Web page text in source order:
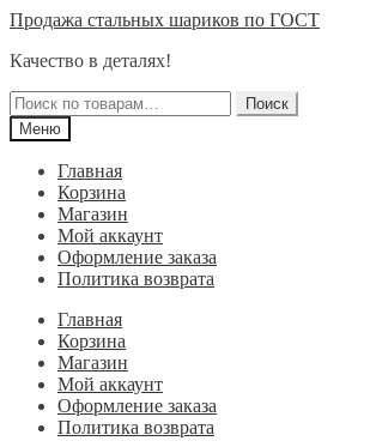
Перейти
навигации
Перейти
содержимому
Продажа стальных шариков по ГОСТ
Качество в деталях!
Искать:
Поиск
Меню
Главная
Корзина
Магазин
Мой аккаунт
Оформление заказа
Политика возврата
Главная
Корзина
Магазин
Мой аккаунт
Оформление заказа
Политика возврата